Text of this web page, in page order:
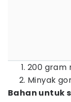
200 gram
Minyak
Bahan untuk